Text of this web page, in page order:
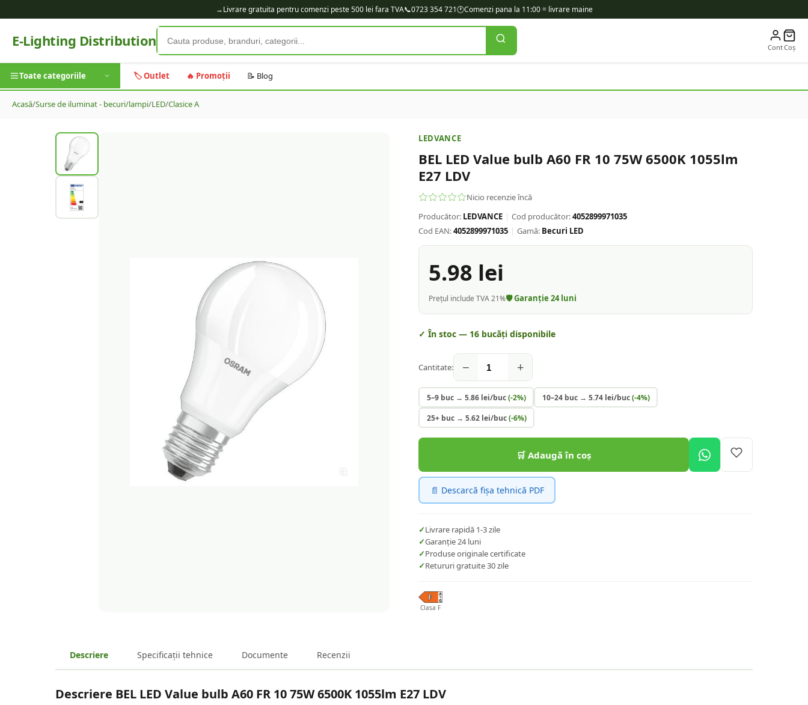
→Livrare gratuita pentru comenzi peste 500 lei fara TVA📞0723 354 721🕐Comenzi pana la 11:00 = livrare maine
E-Lighting Distribution ContCoș
Toate categoriile 🏷️ Outlet 🔥 Promoții 📝 Blog
Acasă/Surse de iluminat - becuri/lampi/LED/Clasice A
LEDVANCE
BEL LED Value bulb A60 FR 10 75W 6500K 1055lm
E27 LDV
Nicio recenzie încă
Producător: LEDVANCE | Cod producător:4052899971035
Cod EAN:4052899971035 | Gamă: Becuri LED
5.98 lei
Prețul include TVA 21%🛡️ Garanție 24luni
✓ În stoc — 16 bucăți disponibile
Cantitate: − +
5–9 buc→ 5.86lei/buc(-2%) 10–24 buc→ 5.74lei/buc(-4%)
25+ buc→ 5.62lei/buc(-6%)
🛒 Adaugă în coș
📄 Descarcă fișa tehnică PDF
✓Livrare rapidă 1-3 zile
✓Garanție 24 luni
✓Produse originale certificate
✓Retururi gratuite 30 zile
Clasa F
Descriere Specificații tehnice Documente Recenzii
Descriere BEL LED Value bulb A60 FR 10 75W 6500K 1055lm E27 LDV